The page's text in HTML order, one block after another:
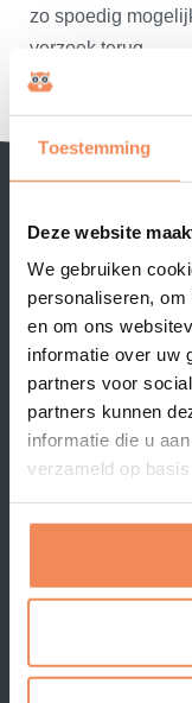
Toestemming
Deze website
We gebruiken
personaliseren,
en om ons
informatie over uw
partners voor
partners kunnen
informatie die u
verzameld op
zo spoedig
verzoek terug.
Jouw
Magazijn-inrichting
Supply chain
Kosten / productiviteit /
Proces-optimalisatie
Project management
E-commerce logistiek
Interface